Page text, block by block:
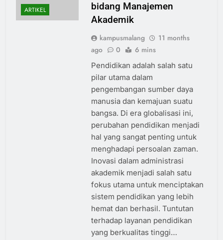
ARTIKEL
bidang Manajemen
Akademik
kampusmalang
11 months
ago
0 6 mins
Pendidikan adalah salah satu
pilar utama dalam
pengembangan sumber daya
manusia dan kemajuan suatu
bangsa. Di era globalisasi ini,
perubahan pendidikan menjadi
hal yang sangat penting untuk
menghadapi persoalan zaman.
Inovasi dalam administrasi
akademik menjadi salah satu
fokus utama untuk menciptakan
sistem pendidikan yang lebih
hemat dan berhasil. Tuntutan
terhadap layanan pendidikan
yang berkualitas tinggi…